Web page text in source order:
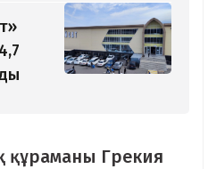
құраманы Грекия